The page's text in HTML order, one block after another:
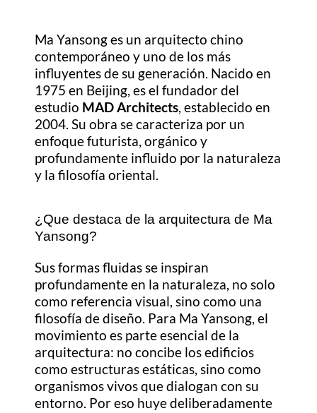
Ma Yansong es un arquitecto chino
contemporáneo y uno de los más
influyentes de su generación. Nacido en
1975 en Beijing, es el fundador del
estudio MAD Architects, establecido en
2004. Su obra se caracteriza por un
enfoque futurista, orgánico y
profundamente influido por la naturaleza
y la filosofía oriental.
¿Que destaca de la arquitectura de Ma
Yansong?
Sus formas fluidas se inspiran
profundamente en la naturaleza, no solo
como referencia visual, sino como una
filosofía de diseño. Para Ma Yansong, el
movimiento es parte esencial de la
arquitectura: no concibe los edificios
como estructuras estáticas, sino como
organismos vivos que dialogan con su
entorno. Por eso huye deliberadamente